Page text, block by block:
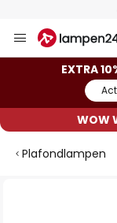
naar
EXTRA
WOW
Plafondlampen